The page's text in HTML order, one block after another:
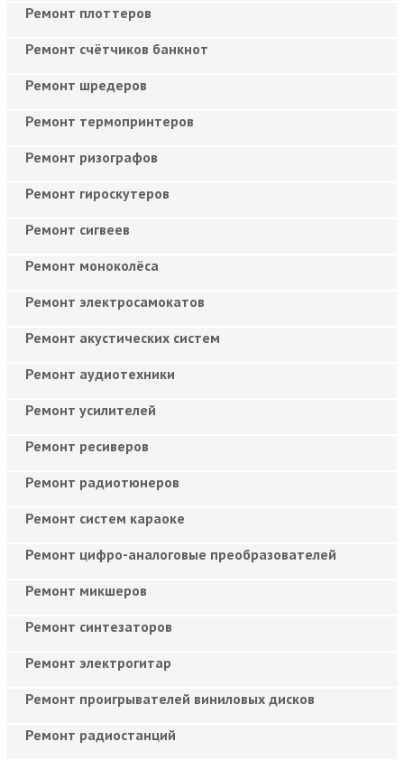
Ремонт плоттеров
Ремонт счётчиков банкнот
Ремонт шредеров
Ремонт термопринтеров
Ремонт ризографов
Ремонт гироскутеров
Ремонт сигвеев
Ремонт моноколёса
Ремонт электросамокатов
Ремонт акустических систем
Ремонт аудиотехники
Ремонт усилителей
Ремонт ресиверов
Ремонт радиотюнеров
Ремонт систем караоке
Ремонт цифро-аналоговые преобразователей
Ремонт микшеров
Ремонт синтезаторов
Ремонт электрогитар
Ремонт проигрывателей виниловых дисков
Ремонт радиостанций